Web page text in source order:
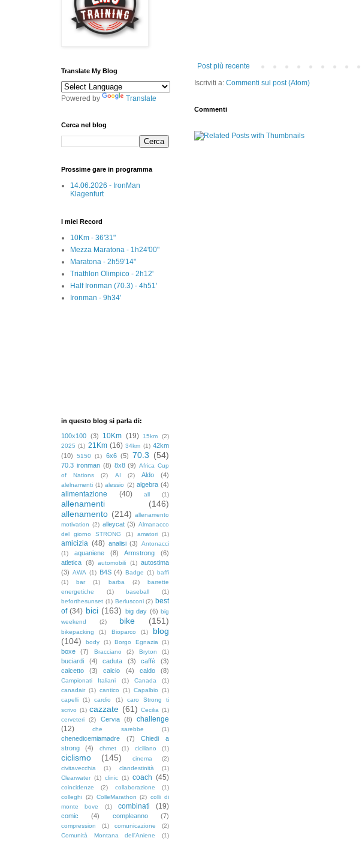
Post più recente
Iscriviti a: Commenti sul post (Atom)
Commenti
Translate My Blog
Powered by Translate
Cerca nel blog
Prossime gare in programma
14.06.2026 - IronMan
Klagenfurt
I miei Record
10Km - 36'31"
Mezza Maratona - 1h24'00"
Maratona - 2h59'14"
Triathlon Olimpico - 2h12'
Half Ironman (70.3) - 4h51'
Ironman - 9h34'
in questo blog si parla di:
100x100 (3) 10Km (19) 15km
(2)
2025 (1) 21Km (16) 34km (1) 42km
(10)
5150 (1) 6x6 (5) 70.3 (54)
70.3 ironman (8) 8x8 (9) Africa Cup
of Nations
(2) AI (2) Aldo (4)
alelnamenti (1) alessio (2) algebra (4)
alimentazione (40) all (1)
allenamenti
(146)
allenamento (214) allenamento
motivation (2) alleycat (3) Almanacco
del giorno STRONG
(1) amatori (1)
amicizia (48) analisi (3)
Antonacci
(1)
aquaniene (8) Armstrong
(6)
atletica (8) automobili (1) autostima
(3) AWA (1) B4S (4) Badge (1) baffi
(1)
bar (1) barba (2)
barrette
energetiche
(1) baseball
(1)
beforthesunset (1) Berlusconi (2) best
of (34) bici (163) big day (6) big
weekend
(2) bike (151)
bikepacking (1) Bioparco (1)
blog
(104)
body (1) Borgo Egnazia (1)
boxe (7) Bracciano (2) Bryton (1)
buciardi (4) caduta (3) caffè
(3)
calcetto
(3) calcio (4) caldo (8)
Campionati Italiani (1) Canada
(1)
canadair (1) cantico (1) Capalbio
(1)
capelli
(1) cardio (1)
caro Strong ti
scrivo (1) cazzate (61) Cecilia (1)
cerveteri
(2) Cervia (8)
challenge
(12)
che sarebbe (1)
chenedicemiamadre (7)
Chiedi a
strong
(4) chmet (1) ciciliano (1)
ciclismo (145) cinema
(2)
civitavecchia
(1) clandestinità
(1)
Clearwater (1) clinic (1) coach (45)
coincidenze (2) collaborazione
(1)
colleghi (2) ColleMarathon (2) colli di
monte bove
(1) combinati (19)
comic (4) compleanno (7)
compression (1) comunicazione
(2)
Comunità Montana dell'Aniene
(1)